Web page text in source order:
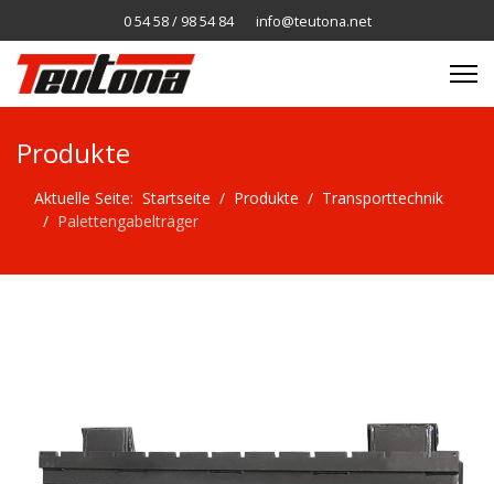
0 54 58 / 98 54 84 info@teutona.net
Produkte
Aktuelle Seite: Startseite Produkte
Transporttechnik
Palettengabelträger